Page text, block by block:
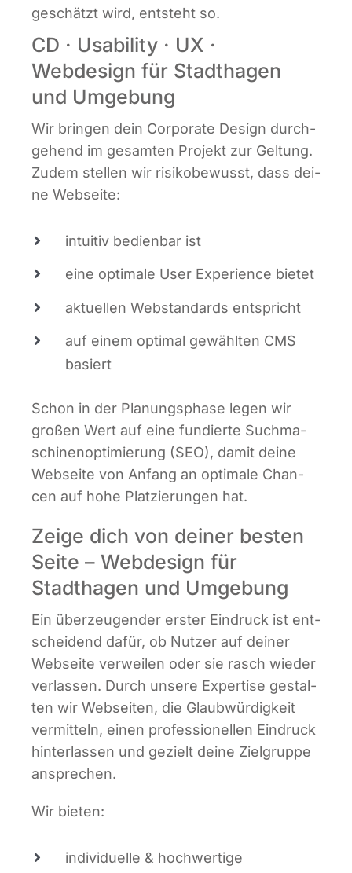
geschätzt wird, ent­steht so.
CD · Usability · UX ·
Webdesign für Stadthagen
und Umgebung
Wir brin­gen dein Cor­po­ra­te Design durch­
ge­hend im gesam­ten Pro­jekt zur Gel­tung.
Zudem stel­len wir risi­ko­be­wusst, dass dei­
ne Webseite:
intui­tiv bedien­bar ist
eine opti­ma­le User Expe­ri­ence bietet
aktu­el­len Web­stan­dards entspricht
auf einem opti­mal gewähl­ten CMS
basiert
Schon in der Pla­nungs­pha­se legen wir
gro­ßen Wert auf eine fun­dier­te Such­ma­
schi­nen­op­ti­mie­rung (SEO), damit dei­ne
Web­sei­te von Anfang an opti­ma­le Chan­
cen auf hohe Plat­zie­run­gen hat.
Zeige dich von deiner besten
Seite – Webdesign für
Stadthagen und Umgebung
Ein über­zeu­gen­der ers­ter Ein­druck ist ent­
schei­dend dafür, ob Nut­zer auf dei­ner
Web­sei­te ver­wei­len oder sie rasch wie­der
ver­las­sen. Durch unse­re Exper­ti­se gestal­
ten wir Web­sei­ten, die Glaub­wür­dig­keit
ver­mit­teln, einen pro­fes­sio­nel­len Ein­druck
hin­ter­las­sen und gezielt dei­ne Ziel­grup­pe
ansprechen.
Wir bie­ten:
indi­vi­du­el­le & hoch­wer­ti­ge